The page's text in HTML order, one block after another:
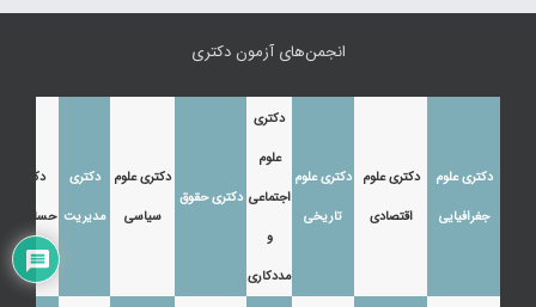
انجمن‌های آزمون دکتری
دکتری علوم
جغرافیایی
دکتری علوم
اقتصادی
دکتری علوم
تاریخی
دکتری
علوم
اجتماعی
و
مددکاری
دکتری حقوق
دکتری علوم
سیاسی
دکتری
مدیریت
دکتری
حسابداری